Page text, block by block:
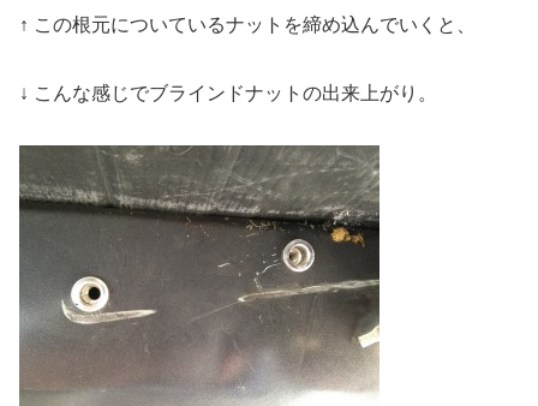
↑ この根元についているナットを締め込んでいくと、
↓ こんな感じでブラインドナットの出来上がり。